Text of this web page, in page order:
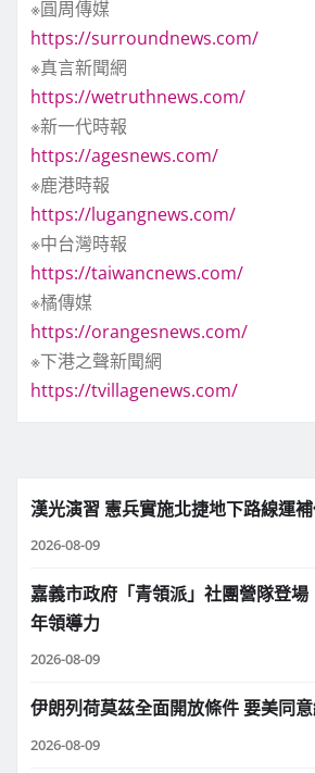
※圓周傳媒
https://surroundnews.com/
※真言新聞網
https://wetruthnews.com/
※新一代時報
https://agesnews.com/
※鹿港時報
https://lugangnews.com/
※中台灣時報
https://taiwancnews.com/
※橘傳媒
https://orangesnews.com/
※下港之聲新聞網
https://tvillagenews.com/
漢光演習 憲兵實施北捷地下路線運
2026-08-09
嘉義市政府「青領派」社團營隊登
年領導力
2026-08-09
伊朗列荷莫茲全面開放條件 要美同
2026-08-09